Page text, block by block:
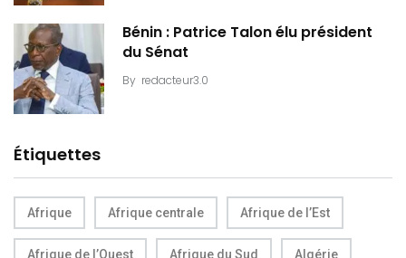
Bénin : Patrice Talon élu président
du Sénat
By redacteur3.0
Étiquettes
Afrique Afrique centrale Afrique de l’Est
Afrique de l’Ouest Afrique du Sud Algérie